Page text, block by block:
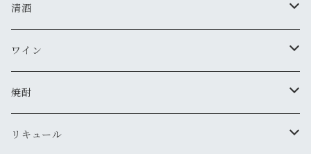
清酒
MIYASAKA
真澄
夜明け前
ワイン
ドメーヌ・コーセイ
安曇野ワイナリー
焼酎
千曲錦・帰山
リキュール